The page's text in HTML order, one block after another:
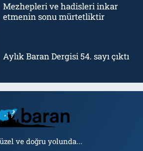
Mezhepleri ve hadisleri inkar
etmenin sonu mürtetliktir
Aylık Baran Dergisi 54. sayı çıktı
ve doğru yolunda...